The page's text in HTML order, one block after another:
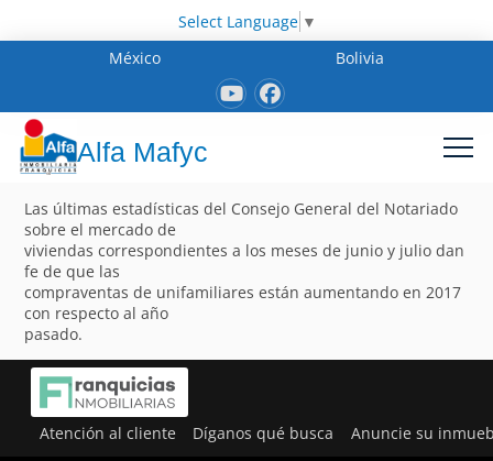
Select Language ▼
México
Bolivia
Alfa Mafyc
Las últimas estadísticas del Consejo General del Notariado
sobre el mercado de
viviendas correspondientes a los meses de junio y julio dan
fe de que las
compraventas de unifamiliares están aumentando en 2017
con respecto al año
pasado.
Atención al cliente Díganos qué busca Anuncie su